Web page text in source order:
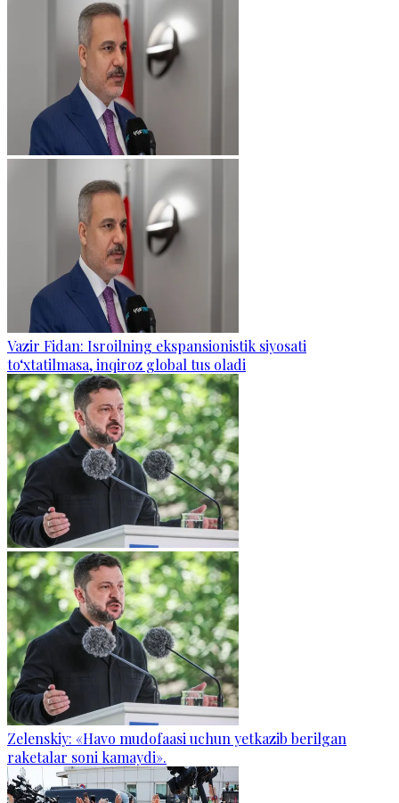
Vazir Fidan: Isroilning ekspansionistik siyosati
to‘xtatilmasa, inqiroz global tus oladi
Zelenskiy: «Havo mudofaasi uchun yetkazib berilgan
raketalar soni kamaydi».